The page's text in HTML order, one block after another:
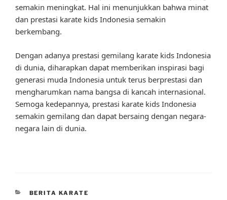
semakin meningkat. Hal ini menunjukkan bahwa minat
dan prestasi karate kids Indonesia semakin
berkembang.
Dengan adanya prestasi gemilang karate kids Indonesia
di dunia, diharapkan dapat memberikan inspirasi bagi
generasi muda Indonesia untuk terus berprestasi dan
mengharumkan nama bangsa di kancah internasional.
Semoga kedepannya, prestasi karate kids Indonesia
semakin gemilang dan dapat bersaing dengan negara-
negara lain di dunia.
CATEGORIES
BERITA KARATE